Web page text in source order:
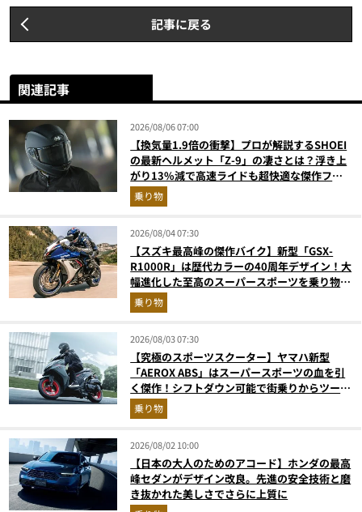
記事に戻る
関連記事
2026/08/06 07:00
【換気量1.9倍の衝撃】プロが解説するSHOEI
の最新ヘルメット「Z-9」の凄さとは？浮き上
がり13%減で高速ライドも超快適な傑作フル
フェイス
乗り物
2026/08/04 07:30
【スズキ最高峰の傑作バイク】新型「GSX-
R1000R」は歴代カラーの40周年デザイン！大
幅進化した至高のスーパースポーツを乗り物ラ
イターが解説
乗り物
2026/08/03 07:30
【究極のスポーツスクーター】ヤマハ新型
「AEROX ABS」はスーパースポーツの血を引
く傑作！シフトダウン可能で街乗りからツーリ
ングまで最強
乗り物
2026/08/02 10:00
【日本の大人のためのアコード】ホンダの最高
峰セダンがデザイン改良。先進の安全技術と磨
き抜かれた美しさでさらに上質に